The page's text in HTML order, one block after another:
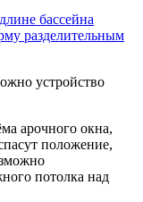
устройство
арочного окна,
положение,
потолка над